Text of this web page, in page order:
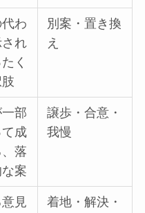
わ
され
く
別案・置き換
え
部
成
落
案
譲歩・合意・
我慢
見
着地・解決・